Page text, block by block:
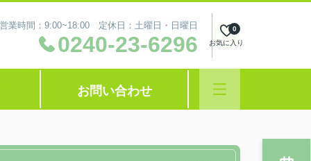
営業時間：9:00~18:00 定休日：土曜日・日曜日
0240-23-6296 お気に入り
0
お問い合わせ